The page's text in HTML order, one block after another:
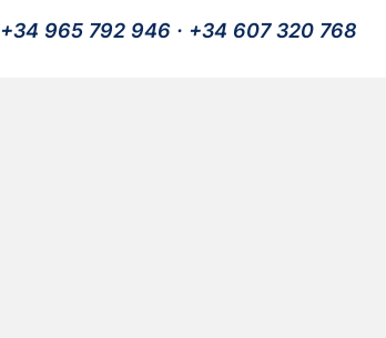
+34 965 792 946 · +34 607 320 768